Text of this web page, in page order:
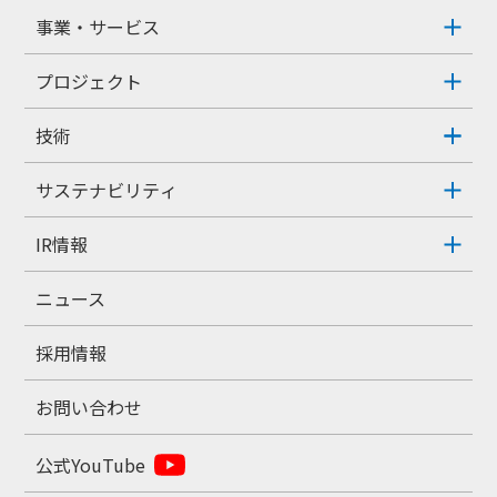
事業・サービス
プロジェクト
技術
サステナビリティ
IR情報
ニュース
採用情報
お問い合わせ
公式YouTube